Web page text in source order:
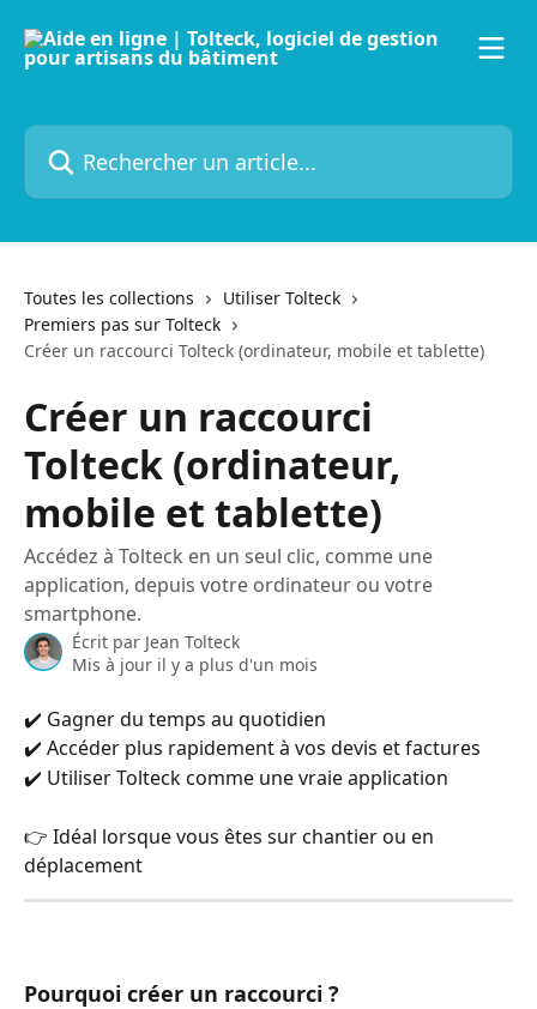
Rechercher un article...
Toutes les collections
Utiliser Tolteck
Premiers pas sur Tolteck
Créer un raccourci Tolteck (ordinateur, mobile et tablette)
Créer un raccourci
Tolteck (ordinateur,
mobile et tablette)
Accédez à Tolteck en un seul clic, comme une
application, depuis votre ordinateur ou votre
smartphone.
Écrit par Jean Tolteck
Mis à jour il y a plus d'un mois
✔️ Gagner du temps au quotidien
✔️ Accéder plus rapidement à vos devis et factures
✔️ Utiliser Tolteck comme une vraie application
👉 Idéal lorsque vous êtes sur chantier ou en
déplacement
Pourquoi créer un raccourci ?